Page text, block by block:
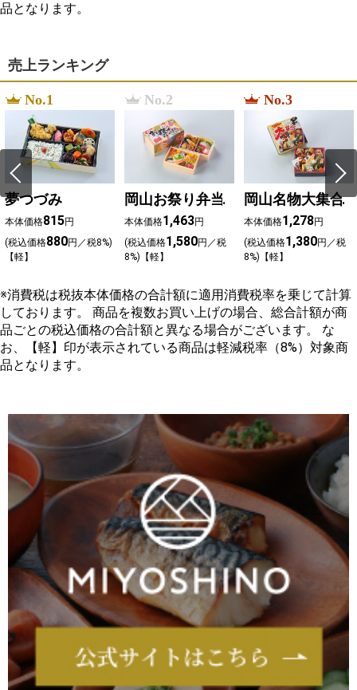
品となります。
売上ランキング
No.1
夢つづみ
本体価格815円
(税込価格880円／税8%)
【軽】
No.2
岡山お祭り弁当
本体価格1,463円
(税込価格1,580円／税
8%)【軽】
No.3
岡山名物大集合
本体価格1,278円
(税込価格1,380円／税
8%)【軽】
※消費税は税抜本体価格の合計額に適用消費税率を乗じて計算
しております。 商品を複数お買い上げの場合、総合計額が商
品ごとの税込価格の合計額と異なる場合がございます。 な
お、【軽】印が表示されている商品は軽減税率（8%）対象商
品となります。